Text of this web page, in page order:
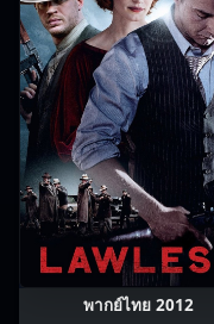
พากย์ไทย 2012